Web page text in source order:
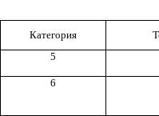
Категория
5
6